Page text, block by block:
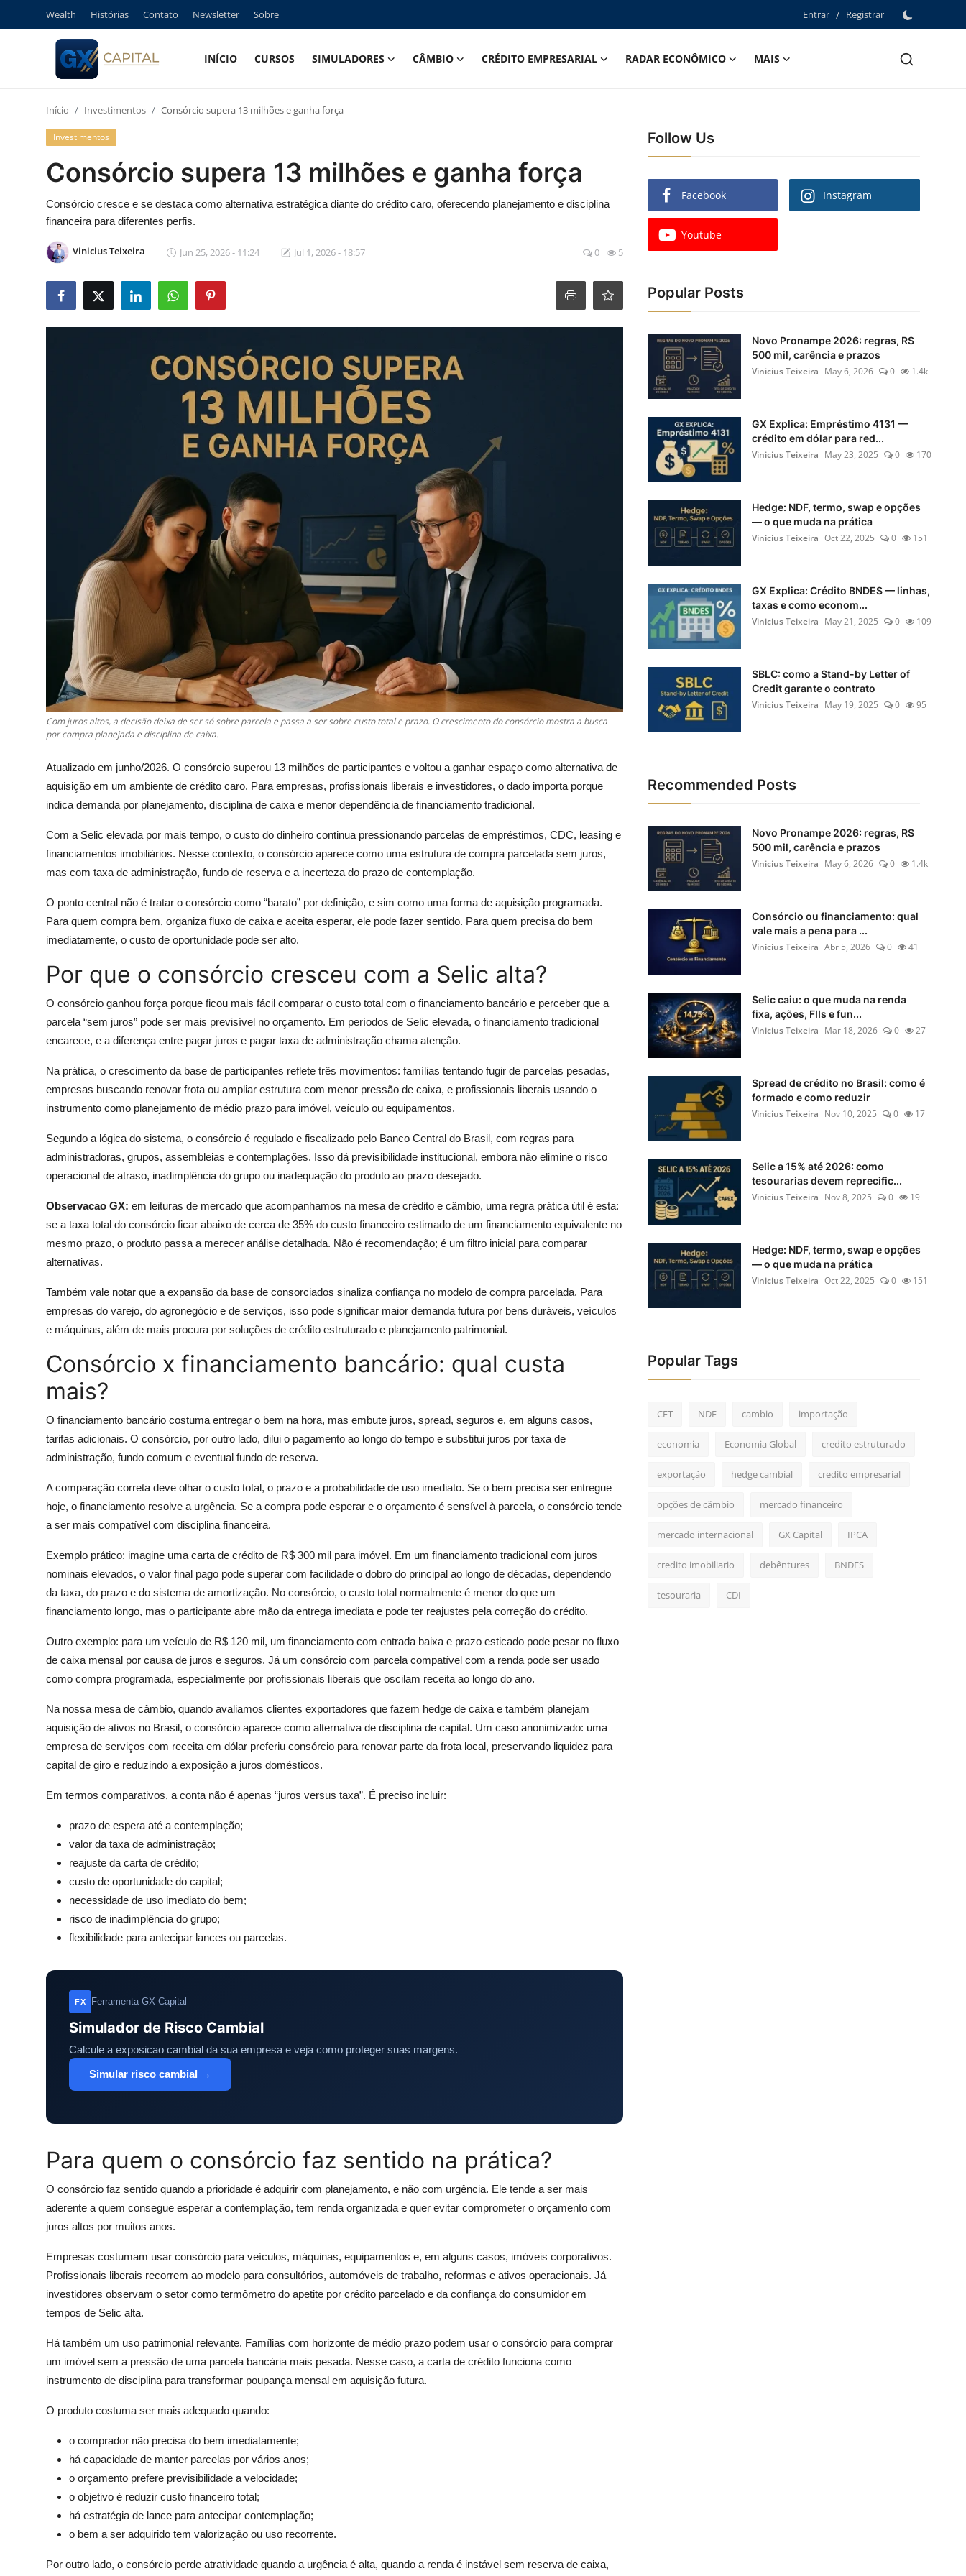
Wealth Histórias Contato Newsletter Sobre Entrar / Registrar
INÍCIO CURSOS SIMULADORES CÂMBIO CRÉDITO EMPRESARIAL RADAR ECONÔMICO
MAIS
Entrar
Wealth
Histórias
Seguro de Vida
Motores do Brasil
Início Investimentos Consórcio supera 13 milhões e ganha força
Investimentos
Consórcio supera 13 milhões e ganha força
Consórcio cresce e se destaca como alternativa estratégica diante do crédito caro, oferecendo planejamento e disciplina
financeira para diferentes perfis.
Vinicius Teixeira Jun 25, 2026 - 11:24 Jul 1, 2026 - 18:57 0 5
Com juros altos, a decisão deixa de ser só sobre parcela e passa a ser sobre custo total e prazo. O crescimento do consórcio mostra a busca
por compra planejada e disciplina de caixa.
Atualizado em junho/2026. O consórcio superou 13 milhões de participantes e voltou a ganhar espaço como alternativa de
aquisição em um ambiente de crédito caro. Para empresas, profissionais liberais e investidores, o dado importa porque
indica demanda por planejamento, disciplina de caixa e menor dependência de financiamento tradicional.
Com a Selic elevada por mais tempo, o custo do dinheiro continua pressionando parcelas de empréstimos, CDC, leasing e
financiamentos imobiliários. Nesse contexto, o consórcio aparece como uma estrutura de compra parcelada sem juros,
mas com taxa de administração, fundo de reserva e a incerteza do prazo de contemplação.
O ponto central não é tratar o consórcio como “barato” por definição, e sim como uma forma de aquisição programada.
Para quem compra bem, organiza fluxo de caixa e aceita esperar, ele pode fazer sentido. Para quem precisa do bem
imediatamente, o custo de oportunidade pode ser alto.
Por que o consórcio cresceu com a Selic alta?
O consórcio ganhou força porque ficou mais fácil comparar o custo total com o financiamento bancário e perceber que a
parcela “sem juros” pode ser mais previsível no orçamento. Em períodos de Selic elevada, o financiamento tradicional
encarece, e a diferença entre pagar juros e pagar taxa de administração chama atenção.
Na prática, o crescimento da base de participantes reflete três movimentos: famílias tentando fugir de parcelas pesadas,
empresas buscando renovar frota ou ampliar estrutura com menor pressão de caixa, e profissionais liberais usando o
instrumento como planejamento de médio prazo para imóvel, veículo ou equipamentos.
Segundo a lógica do sistema, o consórcio é regulado e fiscalizado pelo Banco Central do Brasil, com regras para
administradoras, grupos, assembleias e contemplações. Isso dá previsibilidade institucional, embora não elimine o risco
operacional de atraso, inadimplência do grupo ou inadequação do produto ao prazo desejado.
Observacao GX: em leituras de mercado que acompanhamos na mesa de crédito e câmbio, uma regra prática útil é esta:
se a taxa total do consórcio ficar abaixo de cerca de 35% do custo financeiro estimado de um financiamento equivalente no
mesmo prazo, o produto passa a merecer análise detalhada. Não é recomendação; é um filtro inicial para comparar
alternativas.
Também vale notar que a expansão da base de consorciados sinaliza confiança no modelo de compra parcelada. Para
empresas do varejo, do agronegócio e de serviços, isso pode significar maior demanda futura por bens duráveis, veículos
e máquinas, além de mais procura por soluções de crédito estruturado e planejamento patrimonial.
Consórcio x financiamento bancário: qual custa
mais?
O financiamento bancário costuma entregar o bem na hora, mas embute juros, spread, seguros e, em alguns casos,
tarifas adicionais. O consórcio, por outro lado, dilui o pagamento ao longo do tempo e substitui juros por taxa de
administração, fundo comum e eventual fundo de reserva.
A comparação correta deve olhar o custo total, o prazo e a probabilidade de uso imediato. Se o bem precisa ser entregue
hoje, o financiamento resolve a urgência. Se a compra pode esperar e o orçamento é sensível à parcela, o consórcio tende
a ser mais compatível com disciplina financeira.
Exemplo prático: imagine uma carta de crédito de R$ 300 mil para imóvel. Em um financiamento tradicional com juros
nominais elevados, o valor final pago pode superar com facilidade o dobro do principal ao longo de décadas, dependendo
da taxa, do prazo e do sistema de amortização. No consórcio, o custo total normalmente é menor do que um
financiamento longo, mas o participante abre mão da entrega imediata e pode ter reajustes pela correção do crédito.
Outro exemplo: para um veículo de R$ 120 mil, um financiamento com entrada baixa e prazo esticado pode pesar no fluxo
de caixa mensal por causa de juros e seguros. Já um consórcio com parcela compatível com a renda pode ser usado
como compra programada, especialmente por profissionais liberais que oscilam receita ao longo do ano.
Na nossa mesa de câmbio, quando avaliamos clientes exportadores que fazem hedge de caixa e também planejam
aquisição de ativos no Brasil, o consórcio aparece como alternativa de disciplina de capital. Um caso anonimizado: uma
empresa de serviços com receita em dólar preferiu consórcio para renovar parte da frota local, preservando liquidez para
capital de giro e reduzindo a exposição a juros domésticos.
Em termos comparativos, a conta não é apenas “juros versus taxa”. É preciso incluir:
prazo de espera até a contemplação;
valor da taxa de administração;
reajuste da carta de crédito;
custo de oportunidade do capital;
necessidade de uso imediato do bem;
risco de inadimplência do grupo;
flexibilidade para antecipar lances ou parcelas.
FX Ferramenta GX Capital
Simulador de Risco Cambial
Calcule a exposicao cambial da sua empresa e veja como proteger suas margens.
Simular risco cambial →
Para quem o consórcio faz sentido na prática?
O consórcio faz sentido quando a prioridade é adquirir com planejamento, e não com urgência. Ele tende a ser mais
aderente a quem consegue esperar a contemplação, tem renda organizada e quer evitar comprometer o orçamento com
juros altos por muitos anos.
Empresas costumam usar consórcio para veículos, máquinas, equipamentos e, em alguns casos, imóveis corporativos.
Profissionais liberais recorrem ao modelo para consultórios, automóveis de trabalho, reformas e ativos operacionais. Já
investidores observam o setor como termômetro do apetite por crédito parcelado e da confiança do consumidor em
tempos de Selic alta.
Há também um uso patrimonial relevante. Famílias com horizonte de médio prazo podem usar o consórcio para comprar
um imóvel sem a pressão de uma parcela bancária mais pesada. Nesse caso, a carta de crédito funciona como
instrumento de disciplina para transformar poupança mensal em aquisição futura.
O produto costuma ser mais adequado quando:
o comprador não precisa do bem imediatamente;
há capacidade de manter parcelas por vários anos;
o orçamento prefere previsibilidade a velocidade;
o objetivo é reduzir custo financeiro total;
há estratégia de lance para antecipar contemplação;
o bem a ser adquirido tem valorização ou uso recorrente.
Por outro lado, o consórcio perde atratividade quando a urgência é alta, quando a renda é instável sem reserva de caixa,
Follow Us
Facebook Instagram
Youtube
Popular Posts
Novo Pronampe 2026: regras, R$
500 mil, carência e prazos
Vinicius Teixeira May 6, 2026 0 1.4k
GX Explica: Empréstimo 4131 —
crédito em dólar para red...
Vinicius Teixeira May 23, 2025 0 170
Hedge: NDF, termo, swap e opções
— o que muda na prática
Vinicius Teixeira Oct 22, 2025 0 151
GX Explica: Crédito BNDES — linhas,
taxas e como econom...
Vinicius Teixeira May 21, 2025 0 109
SBLC: como a Stand-by Letter of
Credit garante o contrato
Vinicius Teixeira May 19, 2025 0 95
Recommended Posts
Novo Pronampe 2026: regras, R$
500 mil, carência e prazos
Vinicius Teixeira May 6, 2026 0 1.4k
Consórcio ou financiamento: qual
vale mais a pena para ...
Vinicius Teixeira Abr 5, 2026 0 41
Selic caiu: o que muda na renda
fixa, ações, FIIs e fun...
Vinicius Teixeira Mar 18, 2026 0 27
Spread de crédito no Brasil: como é
formado e como reduzir
Vinicius Teixeira Nov 10, 2025 0 17
Selic a 15% até 2026: como
tesourarias devem reprecific...
Vinicius Teixeira Nov 8, 2025 0 19
Hedge: NDF, termo, swap e opções
— o que muda na prática
Vinicius Teixeira Oct 22, 2025 0 151
Popular Tags
CET NDF cambio importação
economia Economia Global credito estruturado
exportação hedge cambial credito empresarial
opções de câmbio mercado financeiro
mercado internacional GX Capital IPCA
credito imobiliario debêntures BNDES
tesouraria CDI